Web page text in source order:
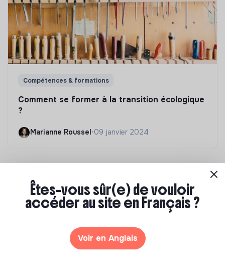
Compétences & formations
Comment se former à la transition écologique
?
Marianne Roussel •09 janvier 2024
Êtes-vous sûr(e) de vouloir
accéder au site en Français ?
Voir en Anglais